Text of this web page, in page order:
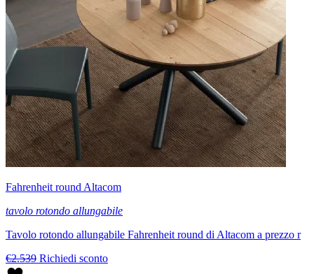
Fahrenheit round Altacom
tavolo rotondo allungabile
Tavolo rotondo allungabile Fahrenheit round di Altacom a prezzo r
€2.539 Richiedi sconto